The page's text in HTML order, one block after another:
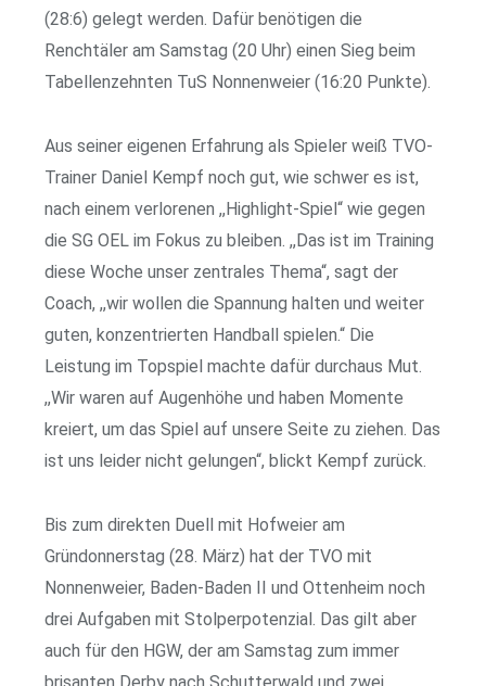
(28:6) gelegt werden. Dafür benötigen die
Renchtäler am Samstag (20 Uhr) einen Sieg beim
Tabellenzehnten TuS Nonnenweier (16:20 Punkte).
Aus seiner eigenen Erfahrung als Spieler weiß TVO-
Trainer Daniel Kempf noch gut, wie schwer es ist,
nach einem verlorenen ,,Highlight-Spiel“ wie gegen
die SG OEL im Fokus zu bleiben. ,,Das ist im Training
diese Woche unser zentrales Thema“, sagt der
Coach, ,,wir wollen die Spannung halten und weiter
guten, konzentrierten Handball spielen.“ Die
Leistung im Topspiel machte dafür durchaus Mut.
,,Wir waren auf Augenhöhe und haben Momente
kreiert, um das Spiel auf unsere Seite zu ziehen. Das
ist uns leider nicht gelungen“, blickt Kempf zurück.
Bis zum direkten Duell mit Hofweier am
Gründonnerstag (28. März) hat der TVO mit
Nonnenweier, Baden-Baden II und Ottenheim noch
drei Aufgaben mit Stolperpotenzial. Das gilt aber
auch für den HGW, der am Samstag zum immer